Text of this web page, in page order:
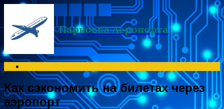
Парковка Аеропорта
for
Как сэкономить на билетах через
аэропорт